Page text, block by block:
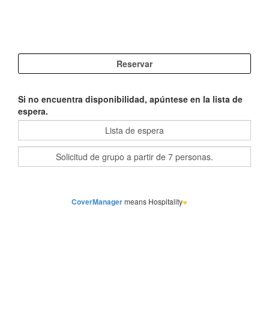
Si no encuentra disponibilidad, apúntese en la lista de
espera.
CoverManagermeans Hospitality